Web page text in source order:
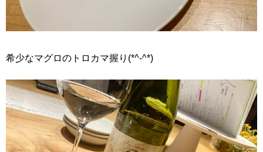
希少なマグロのトロカマ握り(*^-^*)